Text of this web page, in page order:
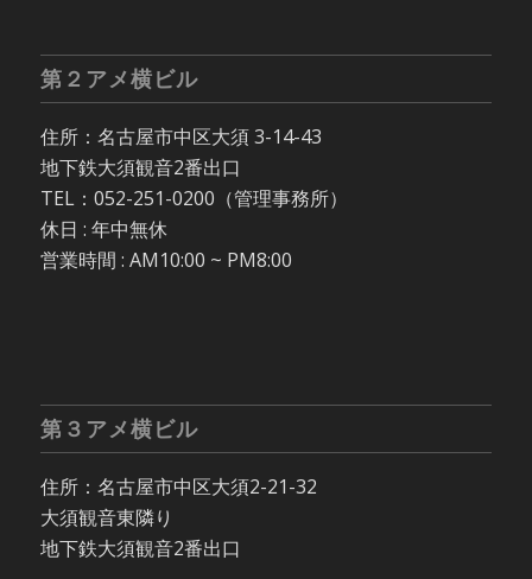
第２アメ横ビル
住所：名古屋市中区大須 3-14-43
地下鉄大須観音2番出口
TEL：052-251-0200（管理事務所）
休日 : 年中無休
営業時間 : AM10:00 ~ PM8:00
第３アメ横ビル
住所：名古屋市中区大須2-21-32
大須観音東隣り
地下鉄大須観音2番出口